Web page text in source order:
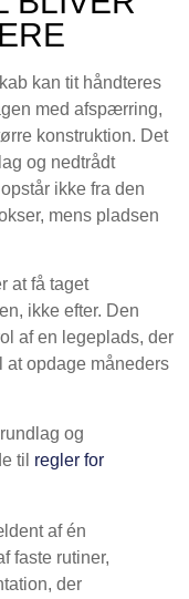
kan tit håndteres
med afspærring,
konstruktion. Det
og nedtrådt
ikke fra den
mens pladsen
at få taget
ikke efter. Den
af en legeplads, der
at opdage måneders
og
til regler for
af én
faste rutiner,
der